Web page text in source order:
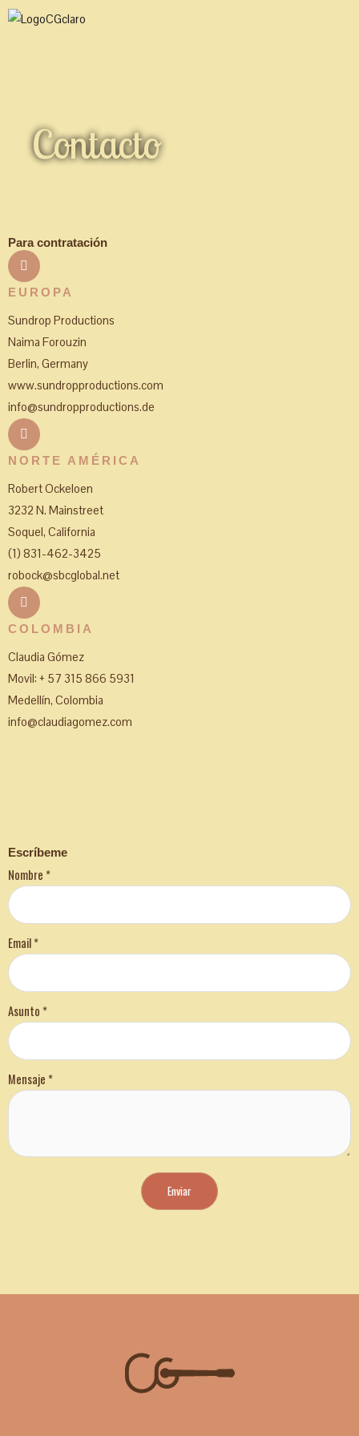
Skip
Contacto
Para contratación
EUROPA
Sundrop Productions
Naima Forouzin
Berlin, Germany
www.sundropproductions.com
info@sundropproductions.de
NORTE AMÉRICA
Robert Ockeloen
3232 N. Mainstreet
Soquel, California
(1) 831-462-3425
robock@sbcglobal.net
COLOMBIA
Claudia Gómez
Movil: + 57 315 866 5931
Medellín, Colombia
info@claudiagomez.com
Escríbeme
Nombre *
Email*
Asunto *
Mensaje *
Enviar